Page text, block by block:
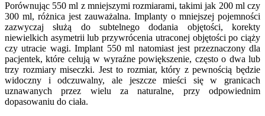
Porównując 550 ml z mniejszymi rozmiarami, takimi jak 200 ml czy
300 ml, różnica jest zauważalna. Implanty o mniejszej pojemności
zazwyczaj służą do subtelnego dodania objętości, korekty
niewielkich asymetrii lub przywrócenia utraconej objętości po ciąży
czy utracie wagi. Implant 550 ml natomiast jest przeznaczony dla
pacjentek, które celują w wyraźne powiększenie, często o dwa lub
trzy rozmiary miseczki. Jest to rozmiar, który z pewnością będzie
widoczny i odczuwalny, ale jeszcze mieści się w granicach
uznawanych przez wielu za naturalne, przy odpowiednim
dopasowaniu do ciała.